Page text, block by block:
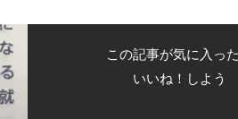
この記事が気に入っ
いいね！しよう